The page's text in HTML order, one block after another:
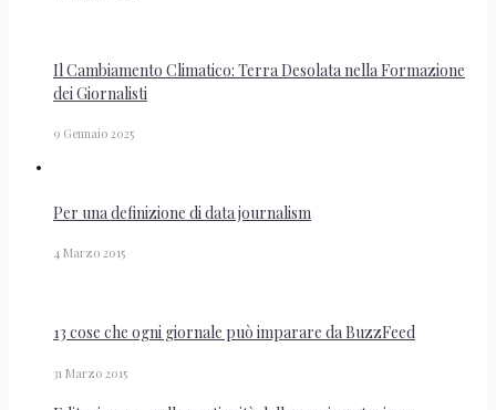
Il Cambiamento Climatico: Terra Desolata nella Formazione
dei Giornalisti
9 Gennaio 2025
Per una definizione di data journalism
4 Marzo 2015
13 cose che ogni giornale può imparare da BuzzFeed
31 Marzo 2015